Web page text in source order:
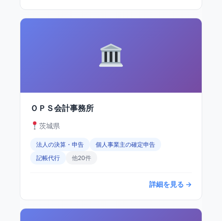
ＯＰＳ会計事務所
茨城県
法人の決算・申告
個人事業主の確定申告
記帳代行
他20件
詳細を見る →